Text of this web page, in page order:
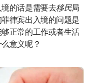
境的话是需要去移民局
律宾出入境的问题是
正常的工作或者生活
意义呢？